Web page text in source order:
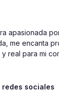
apasionada
me encanta
real para mi
sociales